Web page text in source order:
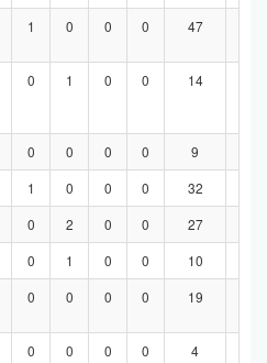
1 0 0 0 47
0 1 0 0 14
0 0 0 0 9
1 0 0 0 32
0 2 0 0 27
0 1 0 0 10
0 0 0 0 19
0 0 0 0 4